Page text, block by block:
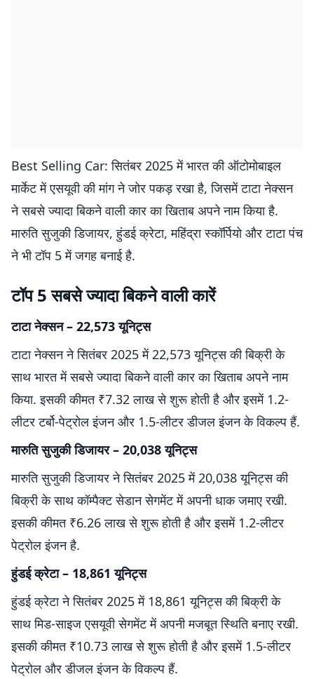
Best Selling Car: सितंबर 2025 में भारत की ऑटोमोबाइल
मार्केट में एसयूवी की मांग ने जोर पकड़ रखा है, जिसमें टाटा नेक्सन
ने सबसे ज्यादा बिकने वाली कार का खिताब अपने नाम किया है.
मारुति सुजुकी डिजायर, हुंडई क्रेटा, महिंद्रा स्कॉर्पियो और टाटा पंच
ने भी टॉप 5 में जगह बनाई है.
टॉप 5 सबसे ज्यादा बिकने वाली कारें
टाटा नेक्सन – 22,573 यूनिट्स
टाटा नेक्सन ने सितंबर 2025 में 22,573 यूनिट्स की बिक्री के
साथ भारत में सबसे ज्यादा बिकने वाली कार का खिताब अपने नाम
किया. इसकी कीमत ₹7.32 लाख से शुरू होती है और इसमें 1.2-
लीटर टर्बो-पेट्रोल इंजन और 1.5-लीटर डीजल इंजन के विकल्प हैं.
मारुति सुजुकी डिजायर – 20,038 यूनिट्स
मारुति सुजुकी डिजायर ने सितंबर 2025 में 20,038 यूनिट्स की
बिक्री के साथ कॉम्पैक्ट सेडान सेगमेंट में अपनी धाक जमाए रखी.
इसकी कीमत ₹6.26 लाख से शुरू होती है और इसमें 1.2-लीटर
पेट्रोल इंजन है.
हुंडई क्रेटा – 18,861 यूनिट्स
हुंडई क्रेटा ने सितंबर 2025 में 18,861 यूनिट्स की बिक्री के
साथ मिड-साइज एसयूवी सेगमेंट में अपनी मजबूत स्थिति बनाए रखी.
इसकी कीमत ₹10.73 लाख से शुरू होती है और इसमें 1.5-लीटर
पेट्रोल और डीजल इंजन के विकल्प हैं.